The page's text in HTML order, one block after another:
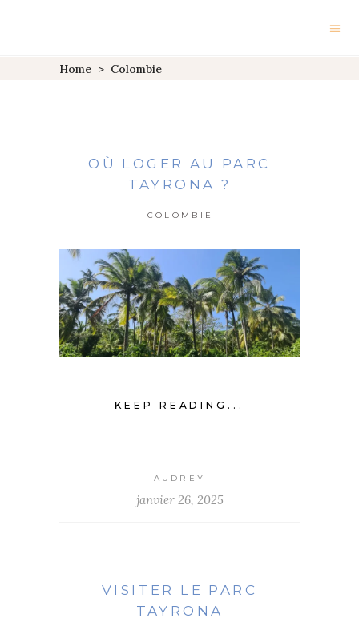
Home > Colombie
OÙ LOGER AU PARC
TAYRONA ?
COLOMBIE
KEEP READING...
AUDREY
janvier 26, 2025
VISITER LE PARC
TAYRONA